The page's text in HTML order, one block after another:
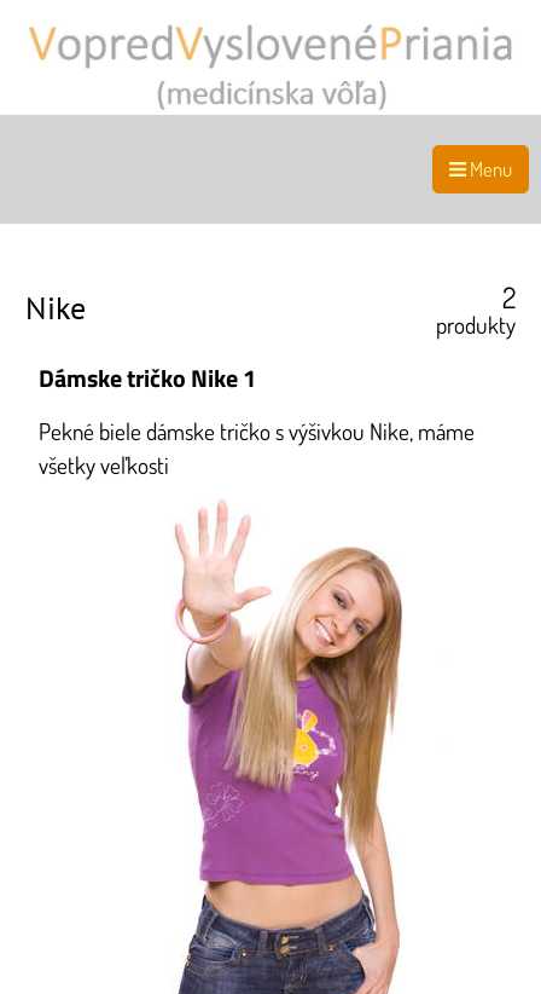
Menu
Nike 2
produkty
Dámske tričko Nike 1
Pekné biele dámske tričko s výšivkou Nike, máme
všetky veľkosti